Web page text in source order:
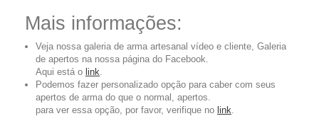
Mais informações:
Veja nossa galeria de arma artesanal vídeo e cliente, Galeria
de apertos na nossa página do Facebook.
Aqui está o link.
Podemos fazer personalizado opção para caber com seus
apertos de arma do que o normal, apertos.
para ver essa opção, por favor, verifique no link.